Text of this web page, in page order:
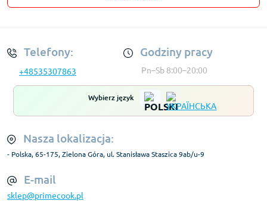
Telefony:
+48535307863
Godziny pracy
Pn–Sb 8:00–20:00
Wybierz język
Nasza lokalizacja:
- Polska, 65-175, Zielona Góra, ul. Stanisława Staszica 9ab/u-9
E-mail
sklep@primecook.pl